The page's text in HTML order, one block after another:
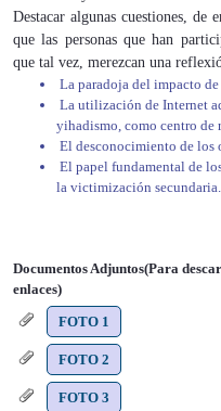
Destacar algunas cuestiones, de
que las personas que han
que tal vez, merezcan una
La paradoja del impacto
La utilización de Internet
yihadismo, como centro
El desconocimiento de los
El papel fundamental de
la victimización secundaria.
Documentos Adjuntos(Para
enlaces)
FOTO 1
FOTO 2
FOTO 3